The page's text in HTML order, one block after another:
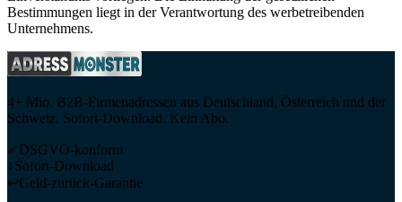
Bestimmungen liegt in der Verantwortung des werbetreibenden
Unternehmens.
4+ Mio. B2B-Firmenadressen aus Deutschland, Österreich und der
Schweiz. Sofort-Download. Kein Abo.
✓ DSGVO-konform
↓Sofort-Download
↩Geld-zurück-Garantie